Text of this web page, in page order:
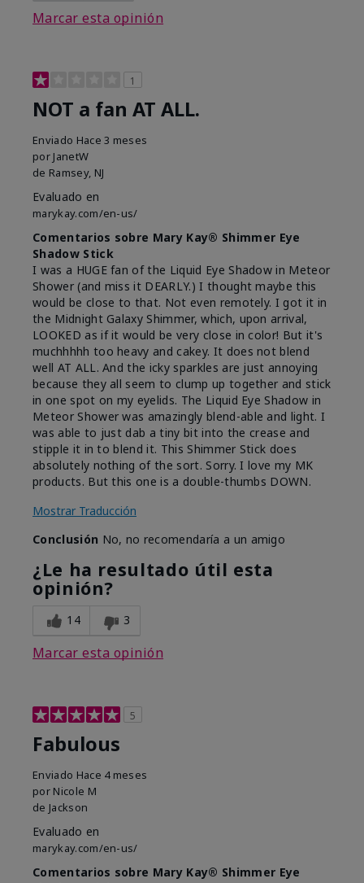
Marcar esta opinión
1
NOT a fan AT ALL.
Enviado Hace 3 meses
por JanetW
de Ramsey, NJ
Evaluado en
marykay.com/en-us/
Comentarios sobre Mary Kay® Shimmer Eye
Shadow Stick
I was a HUGE fan of the Liquid Eye Shadow in Meteor
Shower (and miss it DEARLY.) I thought maybe this
would be close to that. Not even remotely. I got it in
the Midnight Galaxy Shimmer, which, upon arrival,
LOOKED as if it would be very close in color! But it's
muchhhhh too heavy and cakey. It does not blend
well AT ALL. And the icky sparkles are just annoying
because they all seem to clump up together and stick
in one spot on my eyelids. The Liquid Eye Shadow in
Meteor Shower was amazingly blend-able and light. I
was able to just dab a tiny bit into the crease and
stipple it in to blend it. This Shimmer Stick does
absolutely nothing of the sort. Sorry. I love my MK
products. But this one is a double-thumbs DOWN.
Mostrar Traducción
Conclusión No, no recomendaría a un amigo
¿Le ha resultado útil esta
opinión?
14 3
Marcar esta opinión
5
Fabulous
Enviado Hace 4 meses
por Nicole M
de Jackson
Evaluado en
marykay.com/en-us/
Comentarios sobre Mary Kay® Shimmer Eye